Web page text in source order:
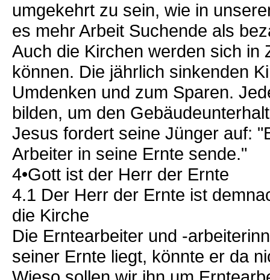
umgekehrt zu sein, wie in
es mehr Arbeit Suchende als
Auch die Kirchen werden sich in
können. Die jährlich sinkenden
Umdenken und zum Sparen.
bilden, um den
Jesus fordert seine Jünger auf:
Arbeiter in seine Ernte sende."
4•Gott ist der Herr der Ernte
4.1 Der Herr der Ernte ist
die Kirche
Die Erntearbeiter und -
seiner Ernte liegt, könnte er da